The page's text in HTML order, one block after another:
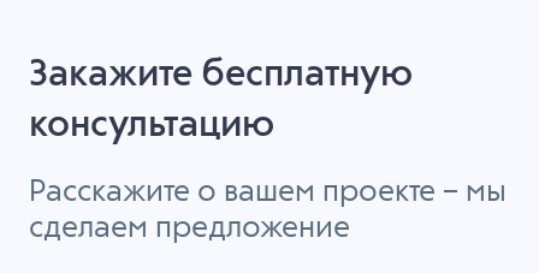
Закажите бесплатную
консультацию
Расскажите о вашем проекте – мы
сделаем предложение